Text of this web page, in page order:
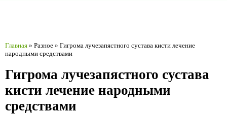
Главная » Разное » Гигрома лучезапястного сустава кисти лечение
народными средствами
Гигрома лучезапястного сустава
кисти лечение народными
средствами